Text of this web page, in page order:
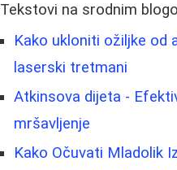
Tekstovi na srodnim
Kako ukloniti ožiljke od
laserski tretmani
Atkinsova dijeta -
mršavljenje
Kako Očuvati Mladolik